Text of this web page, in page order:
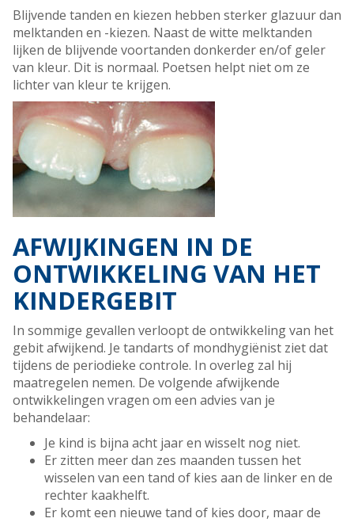
Blijvende tanden en kiezen hebben sterker glazuur dan
melktanden en -kiezen. Naast de witte melktanden
lijken de blijvende voortanden donkerder en/of geler
van kleur. Dit is normaal. Poetsen helpt niet om ze
lichter van kleur te krijgen.
AFWIJKINGEN IN DE
ONTWIKKELING VAN HET
KINDERGEBIT
In sommige gevallen verloopt de ontwikkeling van het
gebit afwijkend. Je tandarts of mondhygiënist ziet dat
tijdens de periodieke controle. In overleg zal hij
maatregelen nemen. De volgende afwijkende
ontwikkelingen vragen om een advies van je
behandelaar:
Je kind is bijna acht jaar en wisselt nog niet.
Er zitten meer dan zes maanden tussen het
wisselen van een tand of kies aan de linker en de
rechter kaakhelft.
Er komt een nieuwe tand of kies door, maar de